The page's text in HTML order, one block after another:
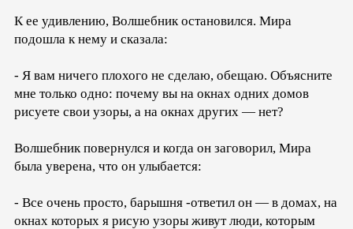
К ее удивлению, Волшебник остановился. Мира
подошла к нему и сказала:
- Я вам ничего плохого не сделаю, обещаю. Объясните
мне только одно: почему вы на окнах одних домов
рисуете свои узоры, а на окнах других — нет?
Волшебник повернулся и когда он заговорил, Мира
была уверена, что он улыбается:
- Все очень просто, барышня -ответил он — в домах, на
окнах которых я рисую узоры живут люди, которым